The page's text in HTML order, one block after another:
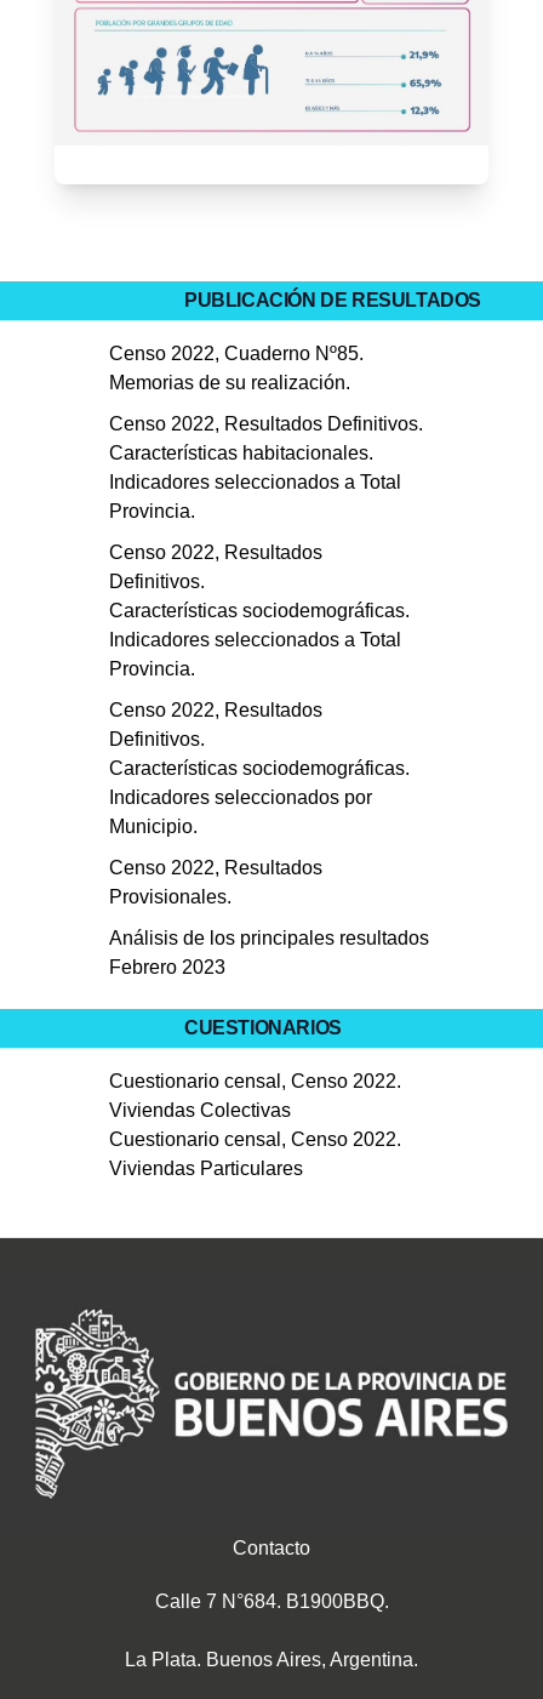
PUBLICACIÓN DE RESULTADOS
Censo 2022, Cuaderno Nº85.
Memorias de su realización.
Censo 2022, Resultados Definitivos.
Características habitacionales.
Indicadores seleccionados a Total
Provincia.
Censo 2022, Resultados
Definitivos.
Características sociodemográficas.
Indicadores seleccionados a Total
Provincia.
Censo 2022, Resultados
Definitivos.
Características sociodemográficas.
Indicadores seleccionados por
Municipio.
Censo 2022, Resultados
Provisionales.
Análisis de los principales resultados
Febrero 2023
CUESTIONARIOS
Cuestionario censal, Censo 2022.
Viviendas Colectivas
Cuestionario censal, Censo 2022.
Viviendas Particulares
Contacto
Calle 7 N°684. B1900BBQ.
La Plata. Buenos Aires, Argentina.